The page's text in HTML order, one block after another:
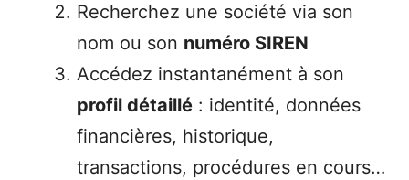
Recherchez une société via son
nom ou son numéro SIREN
Accédez instantanément à son
profil détaillé : identité, données
financières, historique,
transactions, procédures en cours…